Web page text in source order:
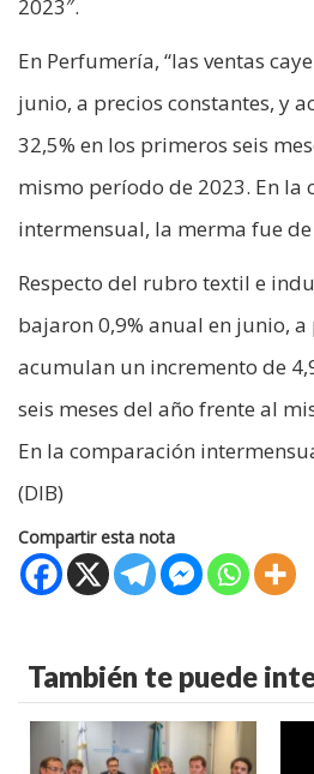
2023″.
En Perfumería, “las ventas
junio, a precios constantes, y
32,5% en los primeros seis
mismo período de 2023. En la
intermensual, la merma fue de
Respecto del rubro textil e
bajaron 0,9% anual en junio, a
acumulan un incremento de
seis meses del año frente al
En la comparación
(DIB)
Compartir esta nota
También te puede